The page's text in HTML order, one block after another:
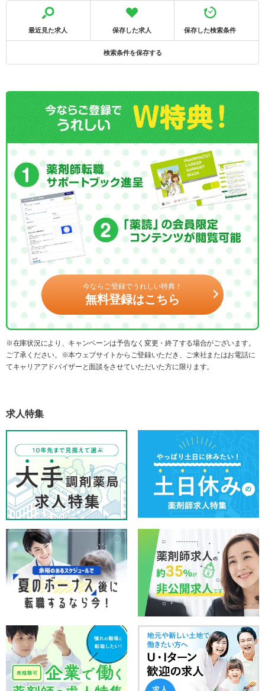
最近見た求人 保存した求人 保存した検索条件
検索条件を保存する
今ならご登録でうれしい特典！
無料登録はこちら
※在庫状況により、キャンペーンは予告なく変更・終了する場合がございます。
ご了承ください。※本ウェブサイトからご登録いただき、ご来社またはお電話に
てキャリアアドバイザーと面談をさせていただいた方に限ります。
求人特集